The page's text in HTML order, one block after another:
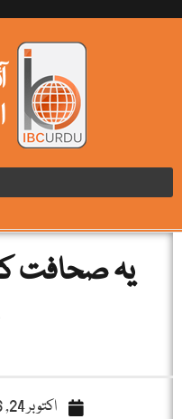
یہ صحافت
اکتوبر 24, 2016